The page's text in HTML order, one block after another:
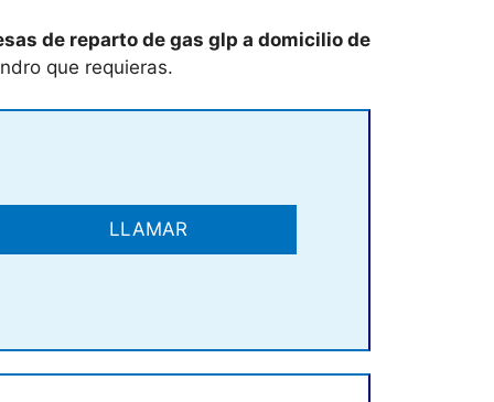
de reparto de gas glp a domicilio de
que requieras.
LLAMAR